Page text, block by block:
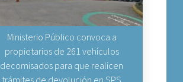
Ministerio Público convoca a
propietarios de 261 vehículos
decomisados para que realicen
trámites de devolución en SPS